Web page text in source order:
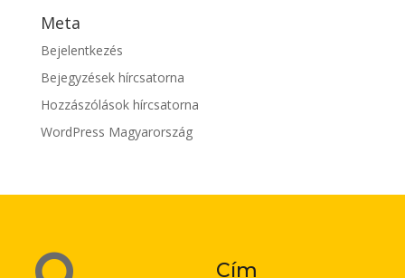
Meta
Bejelentkezés
Bejegyzések hírcsatorna
Hozzászólások hírcsatorna
WordPress Magyarország
Cím